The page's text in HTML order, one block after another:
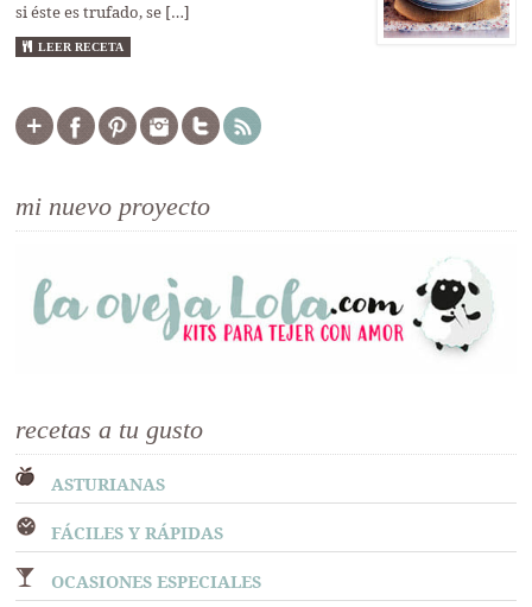
si éste es trufado, se […]
LEER RECETA
mi nuevo proyecto
recetas a tu gusto
ASTURIANAS
FÁCILES Y RÁPIDAS
OCASIONES ESPECIALES